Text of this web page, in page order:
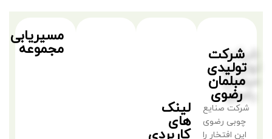
شرکت
تولیدی
مبلمان
رضوی
شرکت صنایع
چوبی رضوی
این افتخار را
لینک
های
کاربردی
مسیریابی
مجموعه